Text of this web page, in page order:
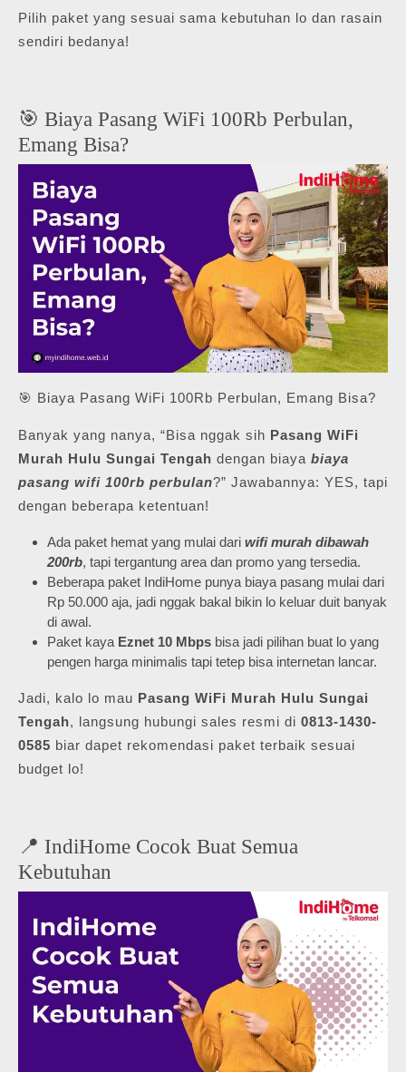
Pilih paket yang sesuai sama kebutuhan lo dan rasain
sendiri bedanya!
🎯 Biaya Pasang WiFi 100Rb Perbulan,
Emang Bisa?
🎯 Biaya Pasang WiFi 100Rb Perbulan, Emang Bisa?
Banyak yang nanya, “Bisa nggak sih Pasang WiFi
Murah Hulu Sungai Tengah dengan biaya biaya
pasang wifi 100rb perbulan?” Jawabannya: YES, tapi
dengan beberapa ketentuan!
Ada paket hemat yang mulai dari wifi murah dibawah
200rb, tapi tergantung area dan promo yang tersedia.
Beberapa paket IndiHome punya biaya pasang mulai dari
Rp 50.000 aja, jadi nggak bakal bikin lo keluar duit banyak
di awal.
Paket kaya Eznet 10 Mbps bisa jadi pilihan buat lo yang
pengen harga minimalis tapi tetep bisa internetan lancar.
Jadi, kalo lo mau Pasang WiFi Murah Hulu Sungai
Tengah, langsung hubungi sales resmi di 0813-1430-
0585 biar dapet rekomendasi paket terbaik sesuai
budget lo!
📍 IndiHome Cocok Buat Semua
Kebutuhan